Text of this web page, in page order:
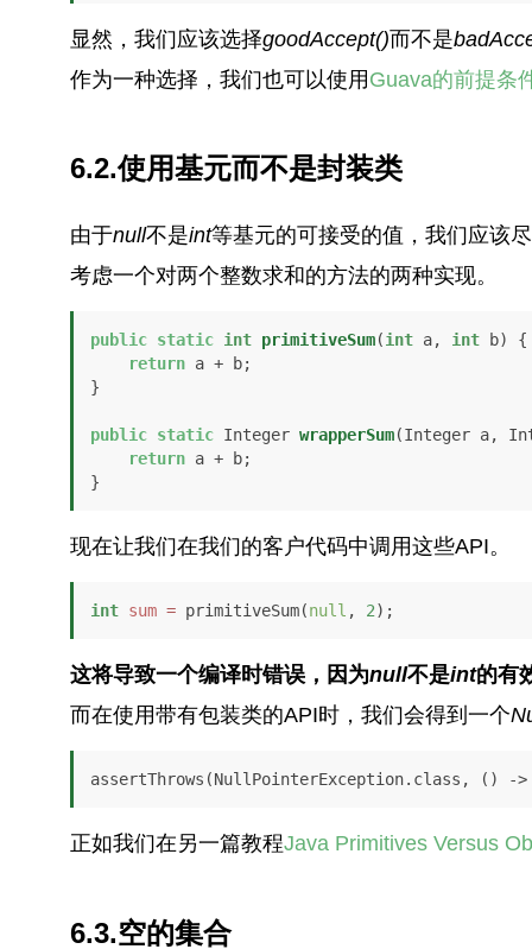
显然，我们应该选择goodAccept()而不是
作为一种选择，我们也可以使用 Guava的前提条
6.2.使用基元而不是封装类
由于null不是int等基元的可接受的值，我们应该
考虑一个对两个整数求和的方法的两种实现。
public static int primitiveSum(int a, int b)
{
return a + b;
}
public static Integer wrapperSum(Integer a,
return a + b;
}
现在让我们在我们的客户代码中调用这些API。
int sum = primitiveSum(null , 2);
这将导致一个编译时错误，因为null不是int的有
而在使用带有包装类的API时，我们会得到一个
assertThrows(NullPointerException.class, () ->
正如我们在另一篇教程Java Primitives Versus
6.3.空的集合